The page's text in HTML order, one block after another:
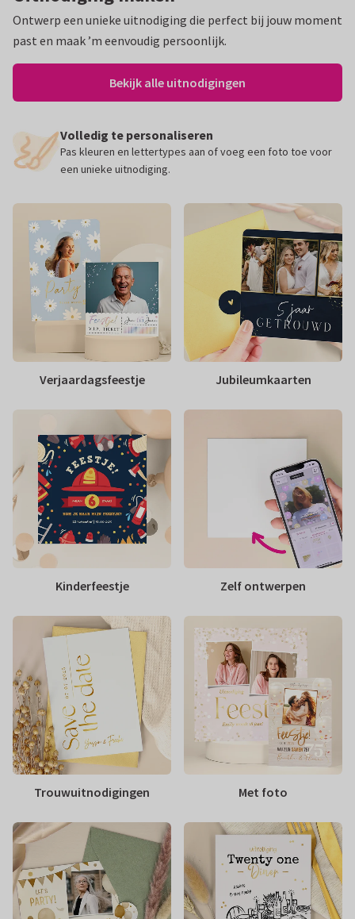
Ontwerp een unieke uitnodiging die perfect bij jouw moment
past en maak ’m eenvoudig persoonlijk.
Bekijk alle uitnodigingen
Volledig te personaliseren
Pas kleuren en lettertypes aan of voeg een foto toe voor
een unieke uitnodiging.
Verjaardagsfeestje Jubileumkaarten
Kinderfeestje Zelf ontwerpen
Trouwuitnodigingen Met foto